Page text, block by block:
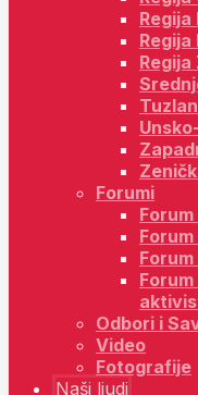
Regija
Forumi
Odbori i
Video
Fotografije
Naši ljudi